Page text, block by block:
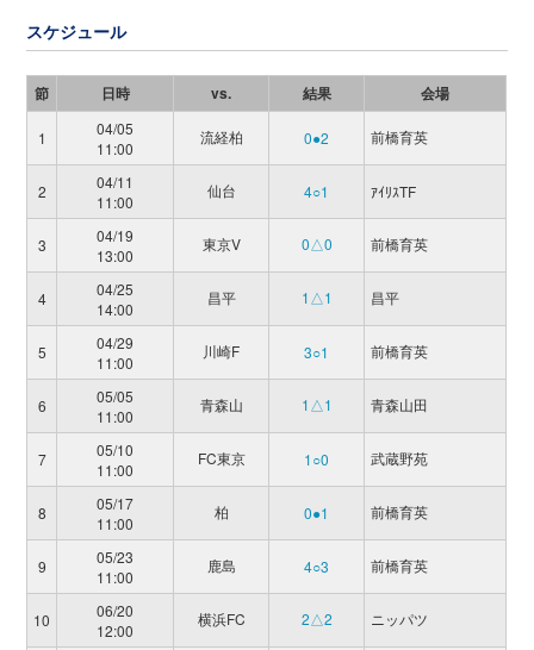
スケジュール
節 日時 vs. 結果 会場
1
04/05
11:00
流経柏 0●2 前橋育英
2
04/11
11:00
仙台 4○1 ｱｲﾘｽTF
3
04/19
13:00
東京V 0△0 前橋育英
4
04/25
14:00
昌平 1△1 昌平
5
04/29
11:00
川崎F 3○1 前橋育英
6
05/05
11:00
青森山 1△1 青森山田
7
05/10
11:00
FC東京 1○0 武蔵野苑
8
05/17
11:00
柏 0●1 前橋育英
9
05/23
11:00
鹿島 4○3 前橋育英
10
06/20
12:00
横浜FC 2△2 ニッパツ